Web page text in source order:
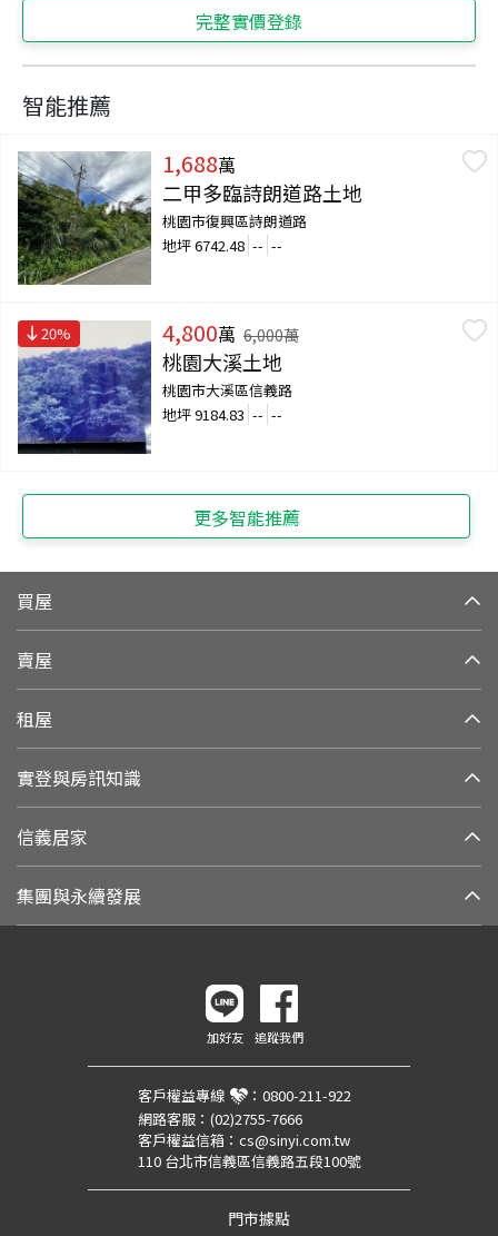
完整實價登錄
智能推薦
1,688萬
二甲多臨詩朗道路土地
桃園市復興區詩朗道路
地坪6742.48 -- --
20% 4,800萬 6,000萬
桃園大溪土地
桃園市大溪區信義路
地坪9184.83 -- --
更多智能推薦
買屋
賣屋
租屋
實登與房訊知識
信義居家
集團與永續發展
加好友 追蹤我們
客戶權益專線 ： 0800-211-922
網路客服： (02)2755-7666
客戶權益信箱： cs@sinyi.com.tw
110 台北市信義區信義路五段100號
門市據點